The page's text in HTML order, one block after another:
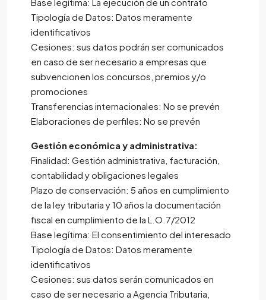
Tipología de Datos: Datos meramente
identificativos
Cesiones: sus datos podrán ser comunicados
en caso de ser necesario a empresas que
subvencionen los concursos, premios y/o
promociones
Transferencias internacionales: No se prevén
Elaboraciones de perfiles: No se prevén
Gestión económica y administrativa:
Finalidad: Gestión administrativa, facturación,
contabilidad y obligaciones legales
Plazo de conservación: 5 años en cumplimiento
de la ley tributaria y 10 años la documentación
fiscal en cumplimiento de la L.O.7/2012
Base legítima: El consentimiento del interesado
Tipología de Datos: Datos meramente
identificativos
Cesiones: sus datos serán comunicados en
caso de ser necesario a Agencia Tributaria,